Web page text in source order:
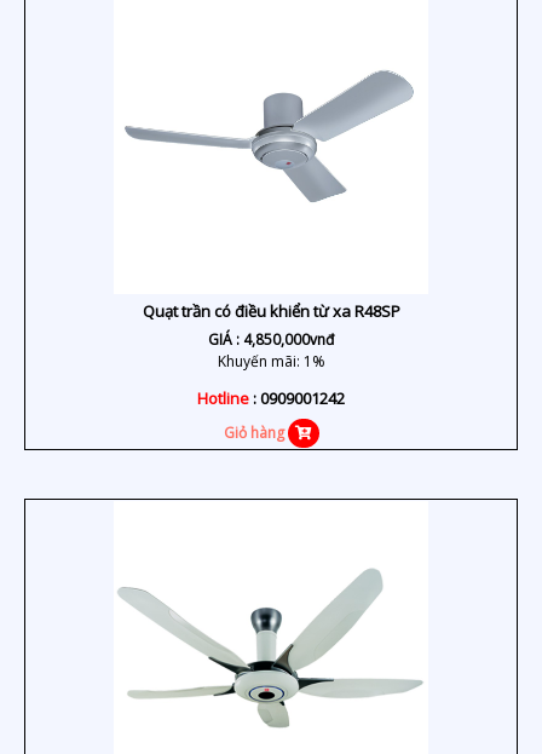
Quạt trần có điều khiển từ xa R48SP
GIÁ : 4,850,000vnđ
Khuyến mãi: 1%
Hotline: 0909001242
Giỏ hàng